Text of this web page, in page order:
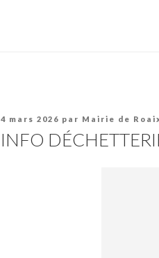
Publié
4 mars 2026 par Mairie de
INFO